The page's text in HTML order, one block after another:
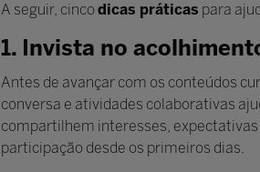
A seguir, cincodicas práticas para
1. Invista no
Antes de avançar com os conteúdos
conversa e atividades colaborativas
compartilhem interesses, expectativas
participação desde os primeiros dias.